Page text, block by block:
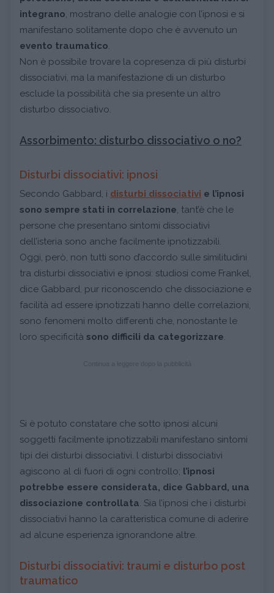
integrano , mostrano delle analogie con l’ipnosi e si
manifestano solitamente dopo che è avvenuto un
evento traumatico
Non è possibile trovare la copresenza di più disturbi
dissociativi, ma la manifestazione di un disturbo
esclude la possibilità che sia presente un altro
disturbo dissociativo.
Assorbimento: disturbo dissociativo o no?
Disturbi dissociativi: ipnosi
Secondo Gabbard, i disturbi dissociativi e l’ipnosi
sono sempre stati in correlazione , tant’è che le
persone che presentano sintomi dissociativi
dell’isteria sono anche facilmente ipnotizzabili.
Oggi, però, non tutti sono d’accordo sulle similitudini
tra disturbi dissociativi e ipnosi: studiosi come Frankel,
dice Gabbard, pur riconoscendo che dissociazione e
facilità ad essere ipnotizzati hanno delle correlazioni,
sono fenomeni molto differenti che, nonostante le
loro specificità sono difficili da categorizzare
Si è potuto constatare che sotto ipnosi alcuni
soggetti facilmente ipnotizzabili manifestano sintomi
tipi dei disturbi dissociativi. l disturbi dissociativi
agiscono al di fuori di ogni controllo; l’ipnosi
potrebbe essere considerata, dice Gabbard, una
dissociazione controllata . Sia l’ipnosi che i disturbi
dissociativi hanno la caratteristica comune di aderire
ad alcune esperienza ignorandone altre.
Disturbi dissociativi: traumi e disturbo post
traumatico